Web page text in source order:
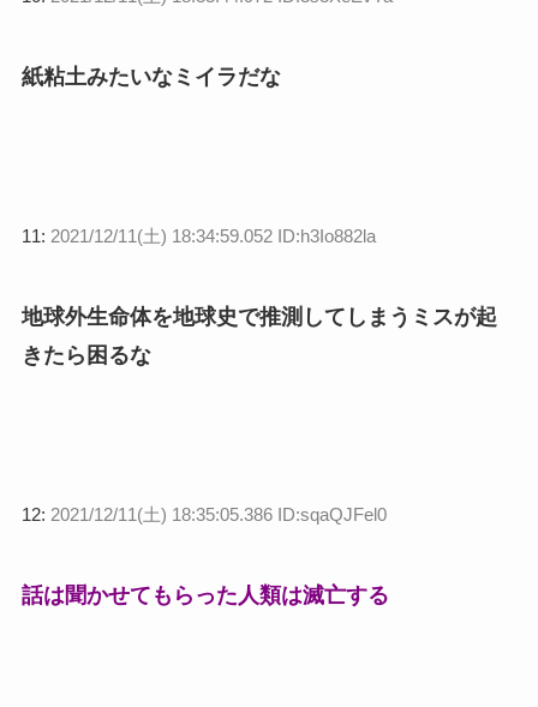
紙粘土みたいなミイラだな
11: 2021/12/11(土) 18:34:59.052 ID:h3Io882la
地球外生命体を地球史で推測してしまうミスが起
きたら困るな
12: 2021/12/11(土) 18:35:05.386 ID:sqaQJFel0
話は聞かせてもらった人類は滅亡する